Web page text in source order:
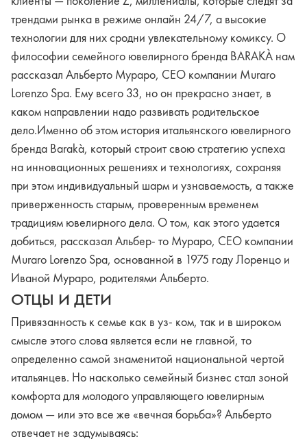
трендами рынка в режиме онлайн 24/7, а высокие
технологии для них сродни увлекательному комиксу. О
философии семейного ювелирного бренда BARAKÀ нам
рассказал Альберто Мураро, CEO компании Muraro
Lorenzo Spa. Ему всего 33, но он прекрасно знает, в
каком направлении надо развивать родительское
дело.Именно об этом история итальянского ювелирного
бренда Barakà, который строит свою стратегию успеха
на инновационных решениях и технологиях, сохраняя
при этом индивидуальный шарм и узнаваемость, а также
приверженность старым, проверенным временем
традициям ювелирного дела. О том, как этого удается
добиться, рассказал Альбер- то Мураро, CEO компании
Muraro Lorenzo Spa, основанной в 1975 году Лоренцо и
Иваной Мураро, родителями Альберто.
ОТЦЫ И ДЕТИ
Привязанность к семье как в уз- ком, так и в широком
смысле этого слова является если не главной, то
определенно самой знаменитой национальной чертой
итальянцев. Но насколько семейный бизнес стал зоной
комфорта для молодого управляющего ювелирным
домом — или это все же «вечная борьба»? Альберто
отвечает не задумываясь: